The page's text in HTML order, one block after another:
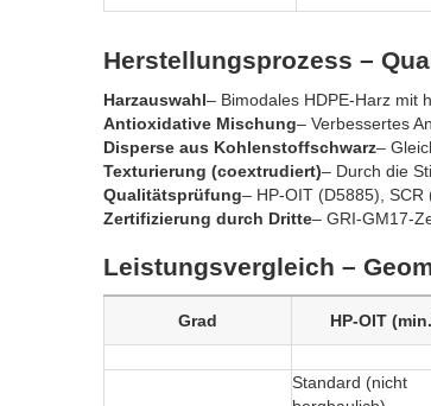
Herstellungsprozess –
Harzauswahl– Bimodales HDPE-Harz mit
Antioxidative Mischung– Verbessertes
Disperse aus Kohlenstoffschwarz–
Texturierung (coextrudiert)– Durch die
Qualitätsprüfung– HP-OIT (D5885), SCR
Zertifizierung durch Dritte– GRI-GM17-
Leistungsvergleich –
Grad HP-OIT
Standard (nicht